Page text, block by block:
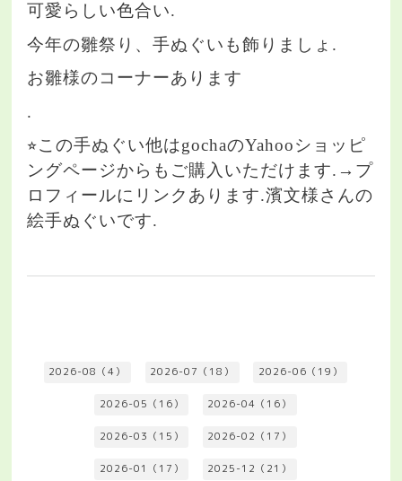
可愛らしい色合い.
今年の雛祭り、手ぬぐいも飾りましょ.
お雛様のコーナーあります
.
⭐︎この手ぬぐい他はgochaのYahooショッピ
ングページからもご購入いただけます.→プ
ロフィールにリンクあります.濱文様さんの
絵手ぬぐいです.
2026-08（4） 2026-07（18） 2026-06（19）
2026-05（16） 2026-04（16）
2026-03（15） 2026-02（17）
2026-01（17） 2025-12（21）